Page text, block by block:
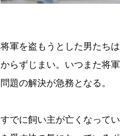
将軍を盗もうとした男たち
からずじまい。いつまた将
問題の解決が急務となる。
すでに飼い主が亡くなって